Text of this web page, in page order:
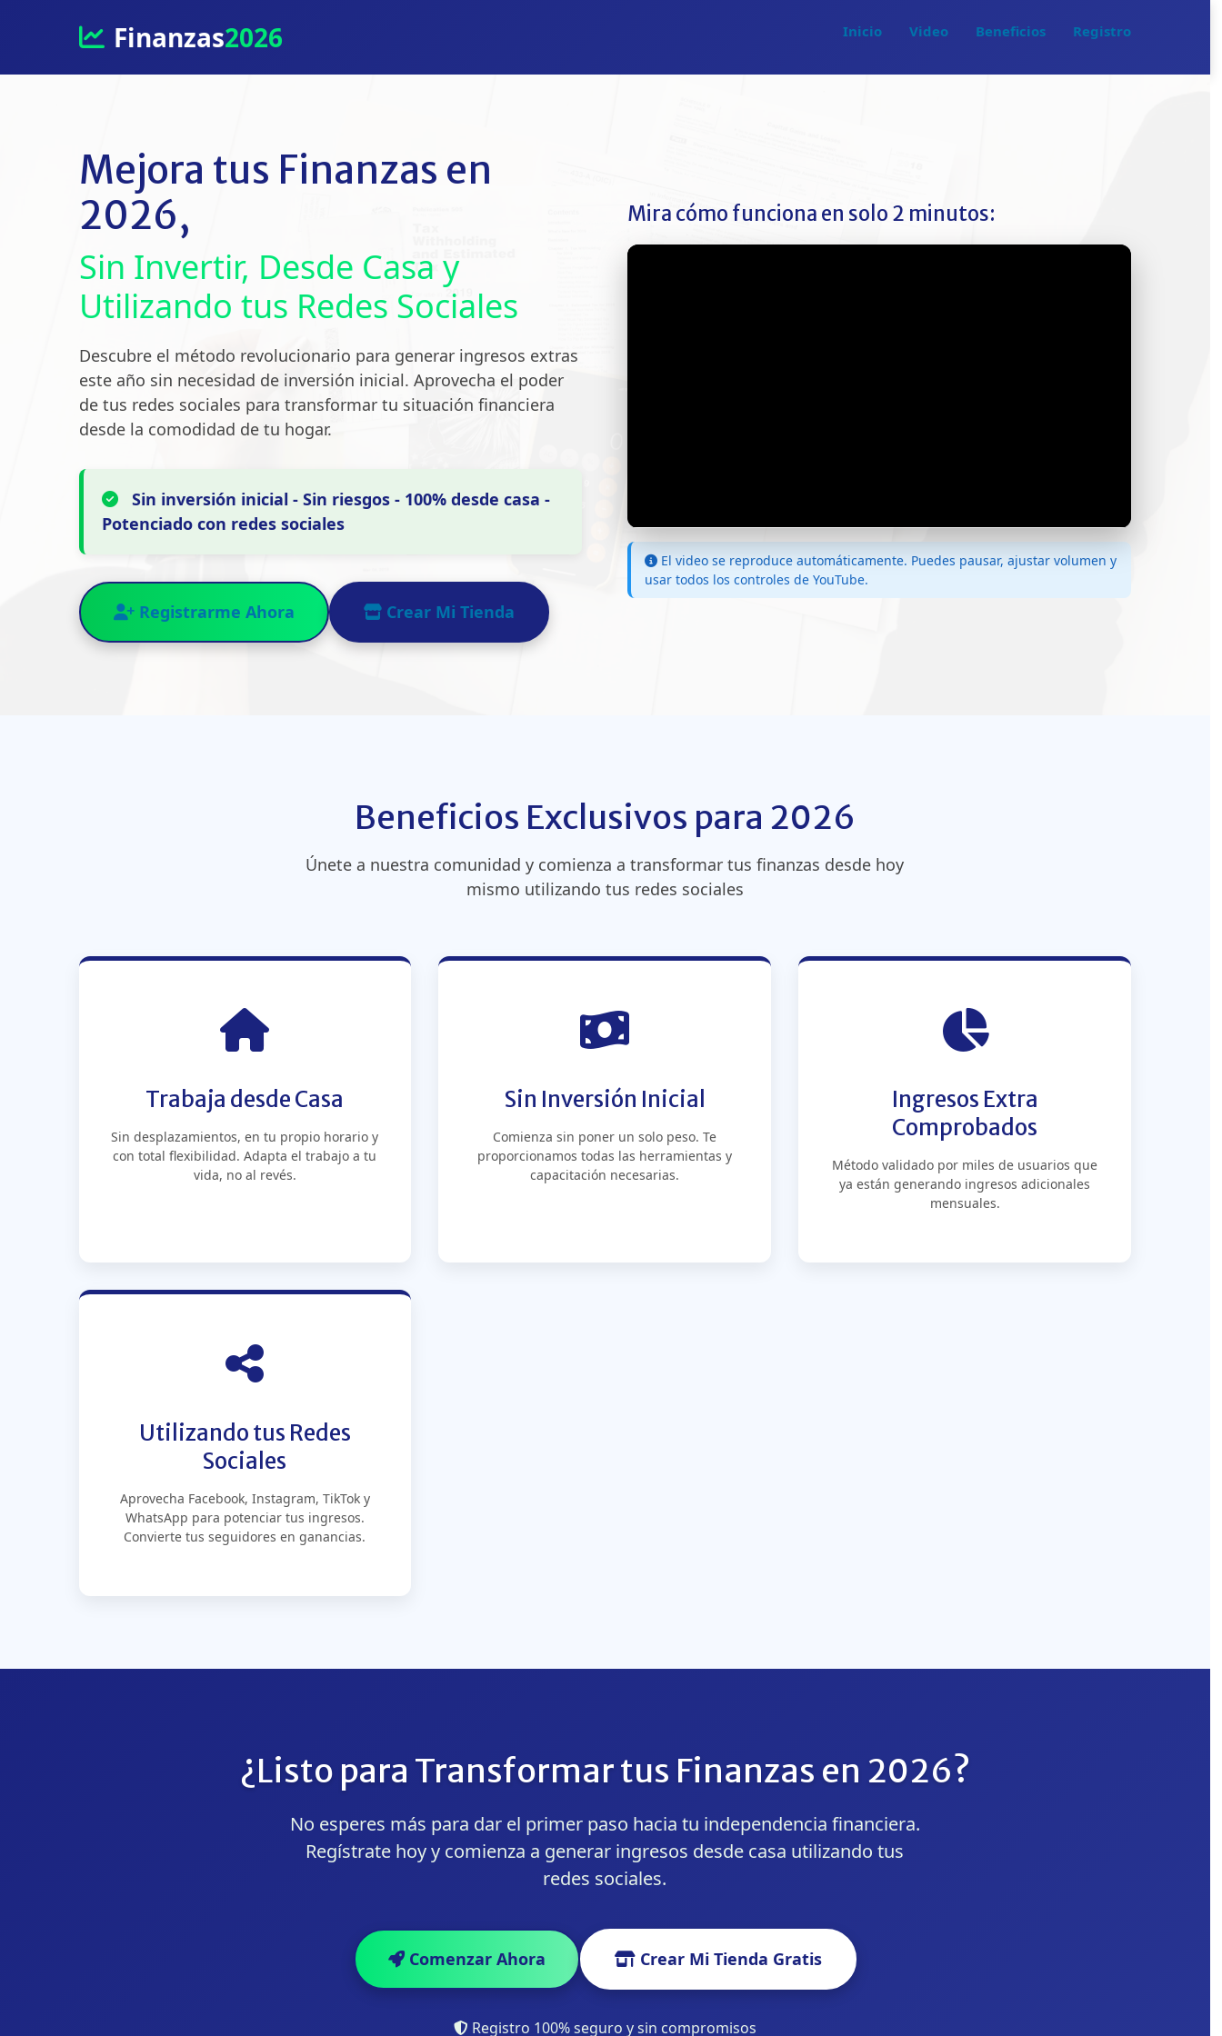
Finanzas2026 Inicio Video Beneficios Registro
Mejora tus Finanzas en
2026,
Sin Invertir, Desde Casa y
Utilizando tus Redes Sociales
Descubre el método revolucionario para generar ingresos extras
este año sin necesidad de inversión inicial. Aprovecha el poder
de tus redes sociales para transformar tu situación financiera
desde la comodidad de tu hogar.
Sin inversión inicial - Sin riesgos - 100% desde casa -
Potenciado con redes sociales
Registrarme Ahora Crear Mi Tienda
Mira cómo funciona en solo 2 minutos:
El video se reproduce automáticamente. Puedes pausar, ajustar volumen y
usar todos los controles de YouTube.
Beneficios Exclusivos para 2026
Únete a nuestra comunidad y comienza a transformar tus finanzas desde hoy
mismo utilizando tus redes sociales
Trabaja desde Casa
Sin desplazamientos, en tu propio horario y
con total flexibilidad. Adapta el trabajo a tu
vida, no al revés.
Sin Inversión Inicial
Comienza sin poner un solo peso. Te
proporcionamos todas las herramientas y
capacitación necesarias.
Ingresos Extra
Comprobados
Método validado por miles de usuarios que
ya están generando ingresos adicionales
mensuales.
Utilizando tus Redes
Sociales
Aprovecha Facebook, Instagram, TikTok y
WhatsApp para potenciar tus ingresos.
Convierte tus seguidores en ganancias.
¿Listo para Transformar tus Finanzas en 2026?
No esperes más para dar el primer paso hacia tu independencia financiera.
Regístrate hoy y comienza a generar ingresos desde casa utilizando tus
redes sociales.
Comenzar Ahora Crear Mi Tienda Gratis
Registro 100% seguro y sin compromisos